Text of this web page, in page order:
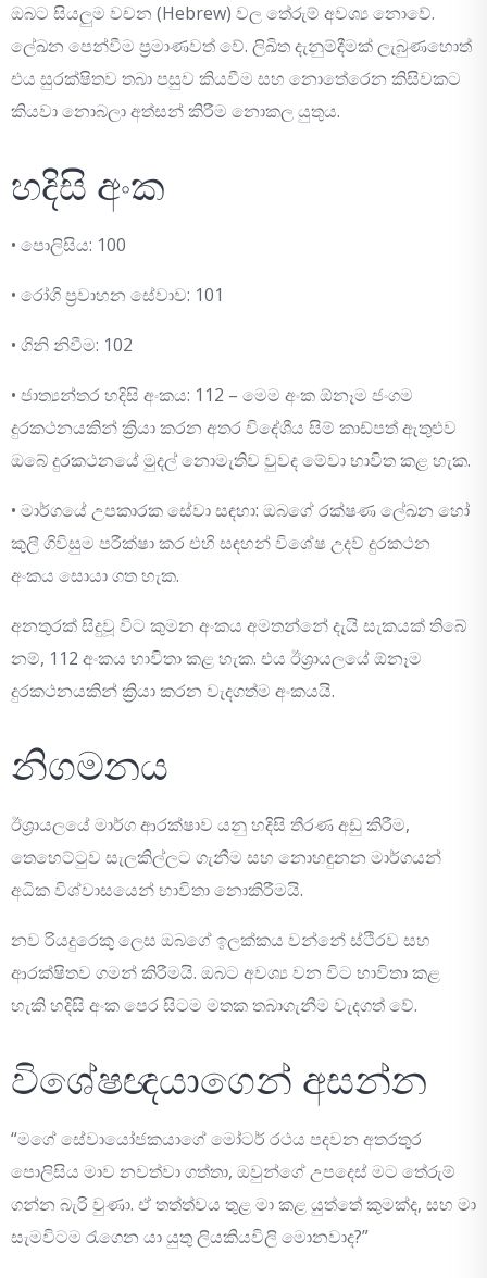
ඔබට සියලුම වචන (Hebrew) වල තේරුම් අවශ්‍ය නොවේ.
ලේඛන පෙන්වීම ප්‍රමාණවත් වේ. ලිඛිත දැනුම්දීමක් ලැබුණහොත්
එය සුරක්ෂිතව තබා පසුව කියවීම සහ නොතේරෙන කිසිවකට
කියවා නොබලා අත්සන් කිරීම නොකල යුතුය.
හදිසි අංක
• පොලිසිය: 100
• රෝගි ප්‍රවාහන සේවාව: 101
• ගිනි නිවීම: 102
• ජාත්‍යන්තර හදිසි අංකය: 112 – මෙම අංක ඕනෑම ජංගම
දුරකථනයකින් ක්‍රියා කරන අතර විදේශීය සිම් කාඩ්පත් ඇතුළුව
ඔබේ දුරකථනයේ මුදල් නොමැතිව වුවද මේවා භාවිත කළ හැක.
• මාර්ගයේ උපකාරක සේවා සඳහා: ඔබගේ රක්ෂණ ලේඛන හෝ
කුලී ගිවිසුම පරීක්ෂා කර එහි සඳහන් විශේෂ උදව් දුරකථන
අංකය සොයා ගත හැක.
අනතුරක් සිදුවූ විට කුමන අංකය අමතන්නේ දැයි සැකයක් තිබේ
නම්, 112 අංකය භාවිතා කළ හැක. එය ඊශ්‍රායලයේ ඕනෑම
දුරකථනයකින් ක්‍රියා කරන වැදගත්ම අංකයයි.
නිගමනය
ඊශ්‍රායලයේ මාර්ග ආරක්ෂාව යනු හදිසි තීරණ අඩු කිරීම,
තෙහෙට්ටුව සැලකිල්ලට ගැනීම සහ නොහඳුනන මාර්ගයන්
අධික විශ්වාසයෙන් භාවිතා නොකිරීමයි.
නව රියදුරෙකු ලෙස ඔබගේ ඉලක්කය වන්නේ ස්ථිරව සහ
ආරක්ෂිතව ගමන් කිරීමයි. ඔබට අවශ්‍ය වන විට භාවිතා කළ
හැකි හදිසි අංක පෙර සිටම මතක තබාගැනීම වැදගත් වේ.
විශේෂඥයාගෙන් අසන්න
“මගේ සේවායෝජකයාගේ මෝටර් රථය පදවන අතරතුර
පොලිසිය මාව නවත්වා ගත්තා, ඔවුන්ගේ උපදෙස් මට තේරුම්
ගන්න බැරි වුණා. ඒ තත්ත්වය තුළ මා කළ යුත්තේ කුමක්ද, සහ මා
සැමවිටම රැගෙන යා යුතු ලියකියවිලි මොනවාද?”